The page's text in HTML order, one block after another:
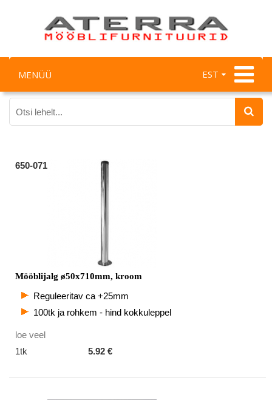
EST
MENÜÜ
650-071
Mööblijalg ø50x710mm, kroom
Reguleeritav ca +25mm
100tk ja rohkem - hind kokkuleppel
loe veel
1tk
5.92 €